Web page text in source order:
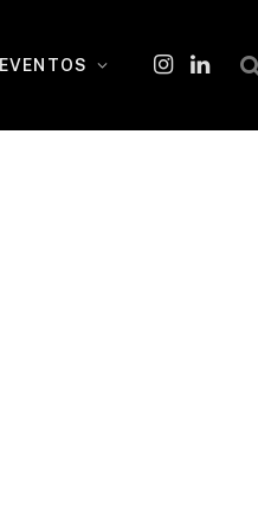
EVENTOS
Instagram
O